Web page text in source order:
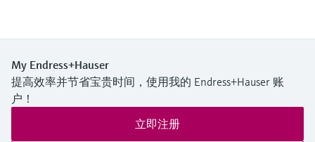
My Endress+Hauser
提高效率并节省宝贵时间，使用我的 Endress+Hauser 账
户！
立即注册